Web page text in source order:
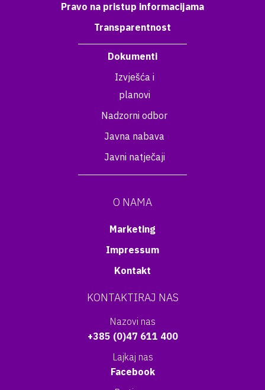
Pravo na pristup informacijama
Transparentnost
Dokumenti
Izvješća i
planovi
Nadzorni odbor
Javna nabava
Javni natječaji
O NAMA
Marketing
Impressum
Kontakt
KONTAKTIRAJ NAS
Nazovi nas
+385 (0)47 611 400
Lajkaj nas
Facebook